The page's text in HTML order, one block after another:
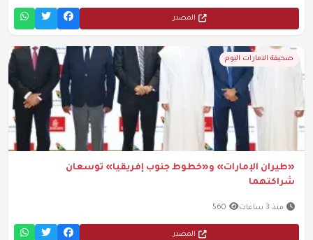
المصدر
صحيفة الامارات اليوم
«طيران الإمارات» و«خطوط جنوب إفريقيا» توسعان
شراكتهما
منذ 3 ساعات 560
المصدر